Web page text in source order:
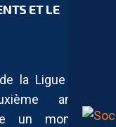
ET LE
la Ligue des
année
un moment